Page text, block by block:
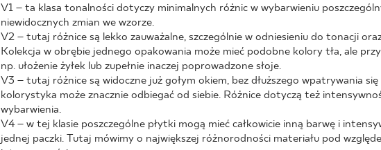
V1 – ta klasa tonalności dotyczy minimalnych różnic w wybarwieniu
niewidocznych zmian we wzorze.
V2 – tutaj różnice są lekko zauważalne, szczególnie w odniesieniu do tonacji
Kolekcja w obrębie jednego opakowania może mieć podobne kolory tła, ale
np. ułożenie żyłek lub zupełnie inaczej poprowadzone słoje.
V3 – tutaj różnice są widoczne już gołym okiem, bez dłuższego wpatrywania
kolorystyka może znacznie odbiegać od siebie. Różnice dotyczą też
wybarwienia.
V4 – w tej klasie poszczególne płytki mogą mieć całkowicie inną barwę i
jednej paczki. Tutaj mówimy o największej różnorodności materiału pod